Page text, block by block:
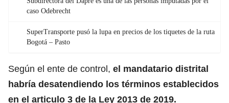
caso Odebrecht
SuperTransporte pusó la lupa en precios de los tiquetes de la ruta
Bogotá – Pasto
Según el ente de control, el mandatario distrital
habría desatendiendo los términos establecidos
en el articulo 3 de la Ley 2013 de 2019.